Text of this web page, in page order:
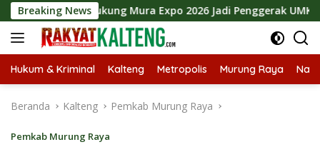
Langsung
ke
konten
Breaking News
Dukung Mura Expo 2026 Jadi Penggerak UMKM Murung
Hukum & Kriminal Kalteng Metropolis Murung Raya
Beranda Kalteng Pemkab Murung Raya
Pemkab Murung Raya